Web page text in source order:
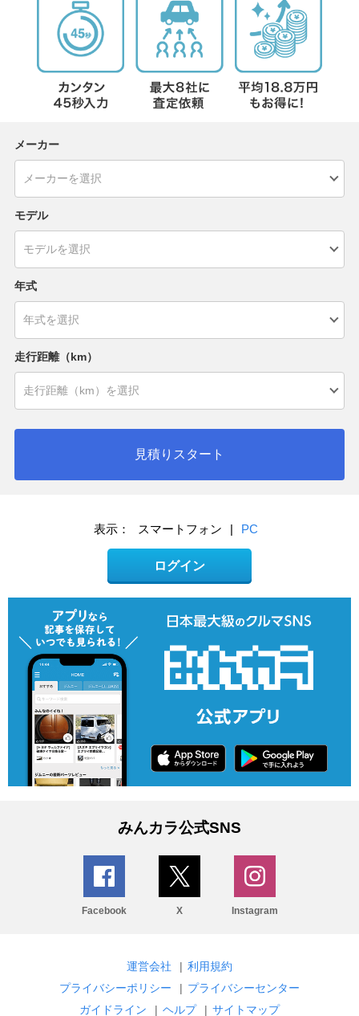
メーカー
モデル
年式
走行距離（km）
見積りスタート
表示： スマートフォン | PC
ログイン
みんカラ公式SNS
Facebook X Instagram
運営会社 | 利用規約
プライバシーポリシー
| プライバシーセンター
ガイドライン
| ヘルプ | サイトマップ